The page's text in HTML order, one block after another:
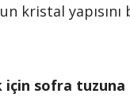
kristal
için sofra